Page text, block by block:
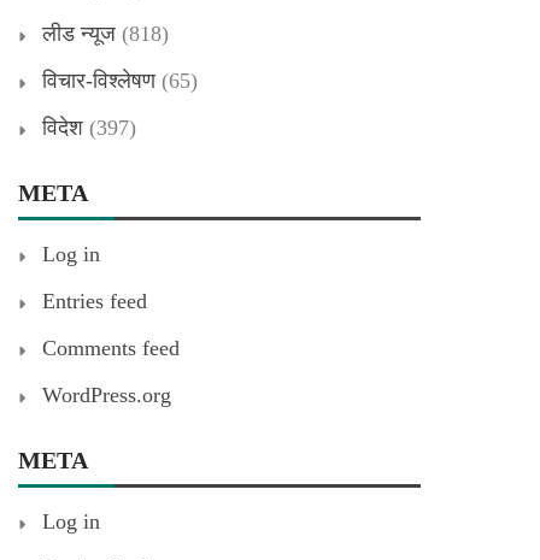
लीड न्यूज (818)
विचार-विश्लेषण(65)
विदेश (397)
META
Log in
Entries feed
Comments feed
WordPress.org
META
Log in